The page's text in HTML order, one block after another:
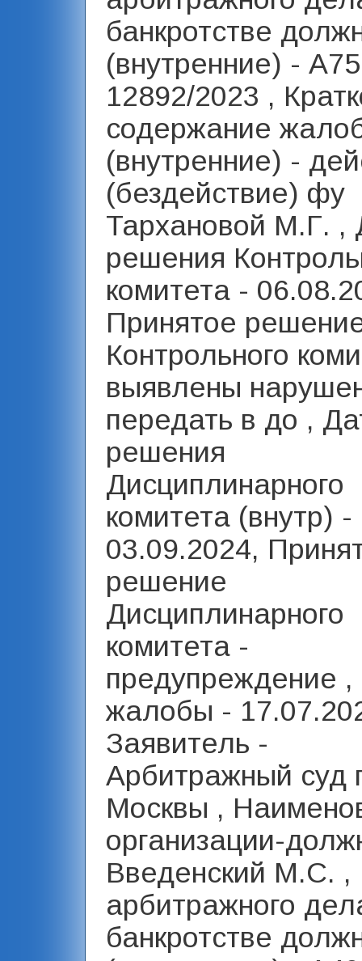
банкротстве
(внутренние) -
12892/2023 ,
содержание
(внутренние) -
(бездействие) фу
Тархановой М.Г. ,
решения
комитета -
Принятое
Контрольного
выявлены
передать в до ,
решения
Дисциплинарного
комитета (внутр) -
03.09.2024,
решение
Дисциплинарного
комитета -
предупреждение ,
жалобы -
Заявитель -
Арбитражный суд
Москвы ,
организации-
Введенский М.С.
арбитражного
банкротстве